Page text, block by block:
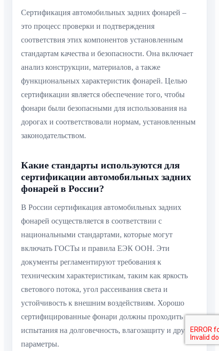
Сертификация автомобильных задних фонарей –
это процесс проверки и подтверждения
соответствия этих компонентов установленным
стандартам качества и безопасности. Она включает
анализ конструкции, материалов, а также
функциональных характеристик фонарей. Целью
сертификации является обеспечение того, чтобы
фонари были безопасными для использования на
дорогах и соответствовали нормам, установленным
законодательством.
Какие стандарты используются для
сертификации автомобильных задних
фонарей в России?
В России сертификация автомобильных задних
фонарей осуществляется в соответствии с
национальными стандартами, которые могут
включать ГОСТы и правила ЕЭК ООН. Эти
документы регламентируют требования к
техническим характеристикам, таким как яркость
светового потока, угол рассеивания света и
устойчивость к внешним воздействиям. Хорошо
сертифицированные фонари должны проходить
испытания на долговечность, влагозащиту и другие
параметры.